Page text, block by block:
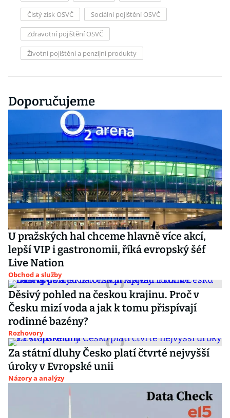
Čistý zisk OSVČ Sociální pojištění OSVČ
Zdravotní pojištění OSVČ
Životní pojištění a penzijní produkty
Doporučujeme
U pražských hal chceme hlavně více akcí,
lepší VIP i gastronomii, říká evropský šéf
Live Nation
Obchod a služby
Děsivý pohled na českou krajinu. Proč v
Česku mizí voda a jak k tomu přispívají
rodinné bazény?
Rozhovory
Za státní dluhy Česko platí čtvrté nejvyšší
úroky v Evropské unii
Názory a analýzy